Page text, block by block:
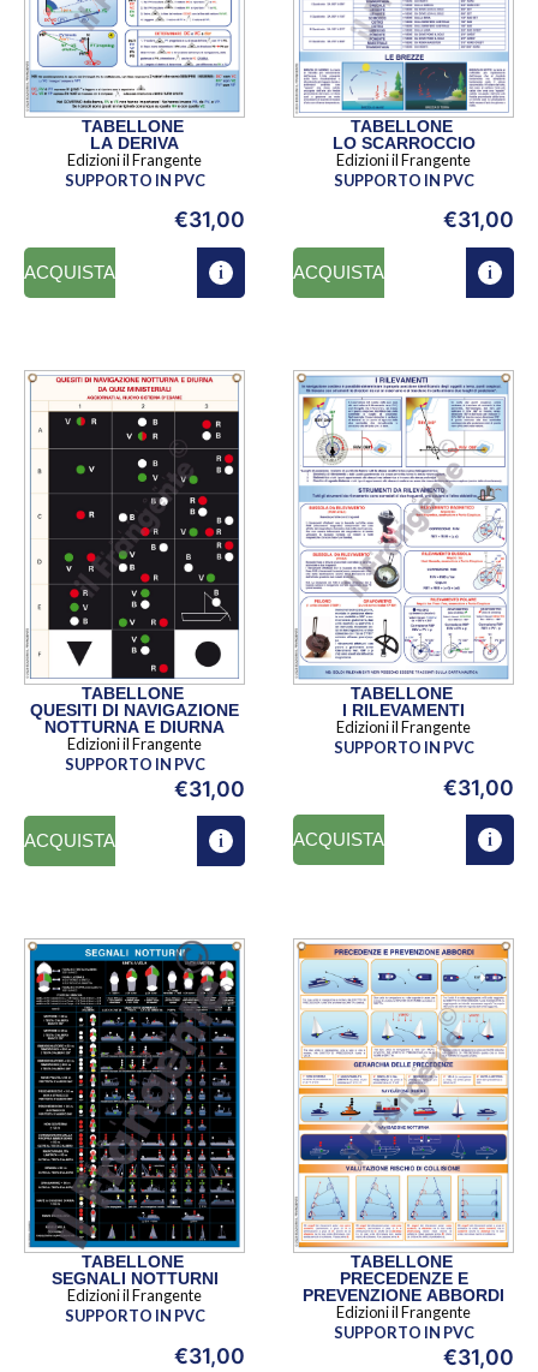
TABELLONE
LA DERIVA
Edizioni il Frangente
SUPPORTO IN PVC
€31,00
ACQUISTA
TABELLONE
LO SCARROCCIO
Edizioni il Frangente
SUPPORTO IN PVC
€31,00
ACQUISTA
TABELLONE
QUESITI DI NAVIGAZIONE
NOTTURNA E DIURNA
Edizioni il Frangente
SUPPORTO IN PVC
€31,00
ACQUISTA
TABELLONE
I RILEVAMENTI
Edizioni il Frangente
SUPPORTO IN PVC
€31,00
ACQUISTA
TABELLONE
SEGNALI NOTTURNI
Edizioni il Frangente
SUPPORTO IN PVC
€31,00
TABELLONE
PRECEDENZE E
PREVENZIONE ABBORDI
Edizioni il Frangente
SUPPORTO IN PVC
€31,00